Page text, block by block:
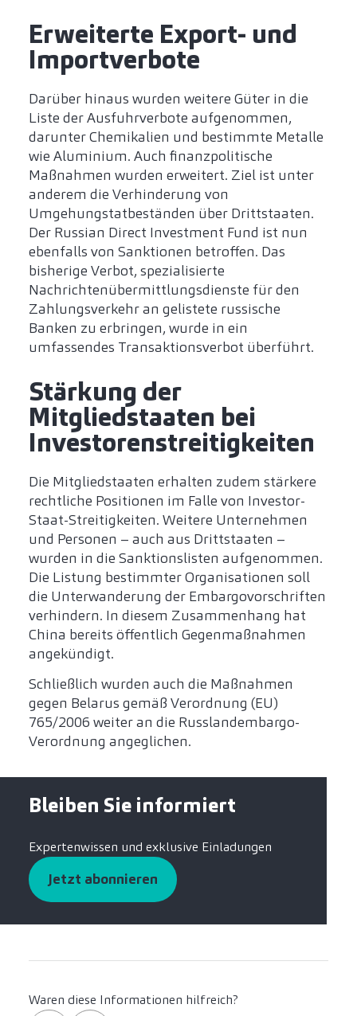
Erweiterte Export- und
Importverbote
Darüber hinaus wurden weitere Güter in die
Liste der Ausfuhrverbote aufgenommen,
darunter Chemikalien und bestimmte Metalle
wie Aluminium. Auch finanzpolitische
Maßnahmen wurden erweitert. Ziel ist unter
anderem die Verhinderung von
Umgehungstatbeständen über Drittstaaten.
Der Russian Direct Investment Fund ist nun
ebenfalls von Sanktionen betroffen. Das
bisherige Verbot, spezialisierte
Nachrichtenübermittlungsdienste für den
Zahlungsverkehr an gelistete russische
Banken zu erbringen, wurde in ein
umfassendes Transaktionsverbot überführt.
Stärkung der
Mitgliedstaaten bei
Investorenstreitigkeiten
Die Mitgliedstaaten erhalten zudem stärkere
rechtliche Positionen im Falle von Investor-
Staat-Streitigkeiten. Weitere Unternehmen
und Personen – auch aus Drittstaaten –
wurden in die Sanktionslisten aufgenommen.
Die Listung bestimmter Organisationen soll
die Unterwanderung der Embargovorschriften
verhindern. In diesem Zusammenhang hat
China bereits öffentlich Gegenmaßnahmen
angekündigt.
Schließlich wurden auch die Maßnahmen
gegen Belarus gemäß Verordnung (EU)
765/2006 weiter an die Russlandembargo-
Verordnung angeglichen.
Bleiben Sie informiert
Expertenwissen und exklusive Einladungen
Jetzt abonnieren
Waren diese Informationen hilfreich?